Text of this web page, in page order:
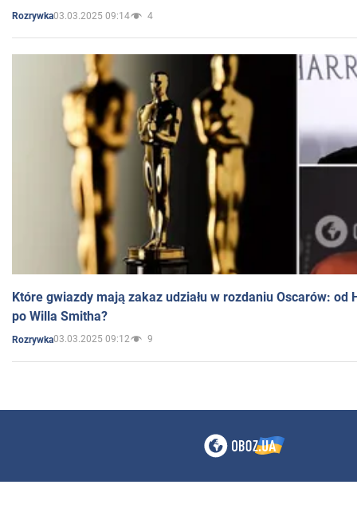
Rozrywka03.03.2025 09:14 4
Które gwiazdy mają zakaz udziału w rozdaniu Oscarów: od
po Willa Smitha?
Rozrywka03.03.2025 09:12 9